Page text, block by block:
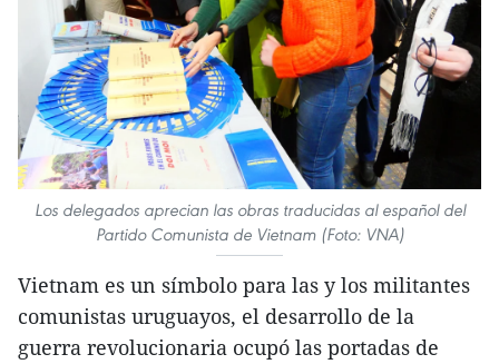
Los delegados aprecian las obras traducidas al español del
Partido Comunista de Vietnam (Foto: VNA)
Vietnam es un símbolo para las y los militantes
comunistas uruguayos, el desarrollo de la
guerra revolucionaria ocupó las portadas de